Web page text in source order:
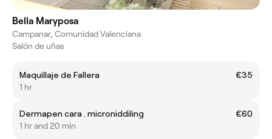
Bella Maryposa
Campanar, Comunidad Valenciana
Salón de uñas
Maquillaje de Fallera
€35
1 hr
Dermapen cara . microniddiling
€60
1 hr and 20 min